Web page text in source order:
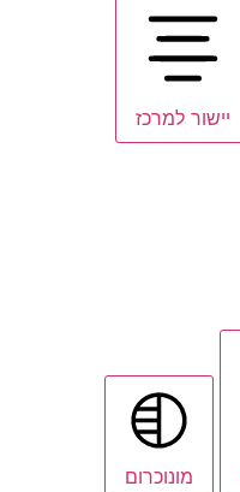
יישור למרכז
מונוכרום